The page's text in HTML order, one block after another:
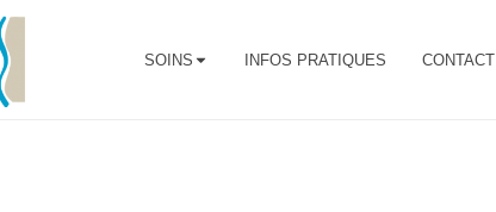
SOINS INFOS PRATIQUES CONTACT